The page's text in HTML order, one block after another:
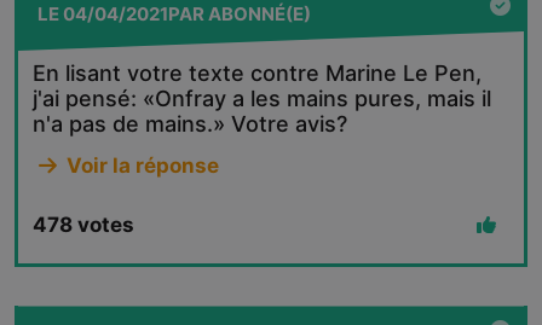
LE04/04/2021PAR ABONNÉ(E)
En lisant votre texte contre Marine Le Pen,
j'ai pensé: «Onfray a les mains pures, mais il
n'a pas de mains.» Votre avis?
Voir la réponse
478 votes